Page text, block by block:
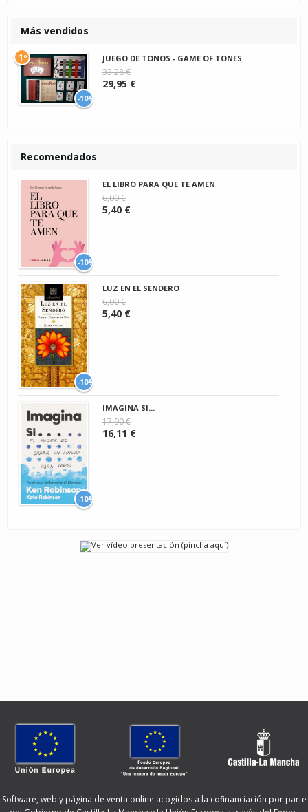
Más vendidos
-10%
JUEGO DE TONOS - GAME OF TONES
33,28 €
29,95 €
1º
Recomendados
-10%
EL LIBRO PARA QUE TE AMEN
6,00 €
5,40 €
-10%
LUZ EN EL SENDERO
6,00 €
5,40 €
-10%
IMAGINA SI...
17,90 €
16,11 €
Software, web y página de venta online acogidos a la cofinanciación por parte